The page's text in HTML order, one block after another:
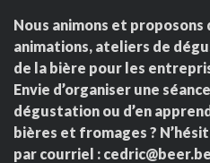
Nous animons et proposons
animations, ateliers de
de la bière pour les
Envie d’organiser une
dégustation ou d’en
bières et fromages ?
par courriel : cedric@beer.be